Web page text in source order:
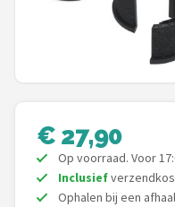
POPULAIRE MERKEN
Volare
ABUS
€ 27,90
Op voorraad. Voor
Inclusief
Ophalen bij een